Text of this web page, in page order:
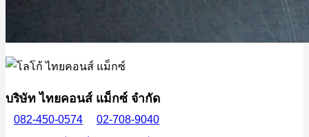
บริษัท ไทยคอนส์ แม็กซ์ จำกัด
082-450-0574 02-708-9040